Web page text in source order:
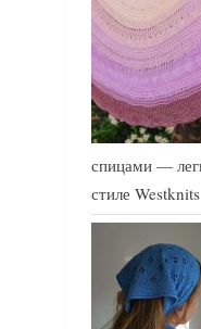
спицами —
стиле Westknits